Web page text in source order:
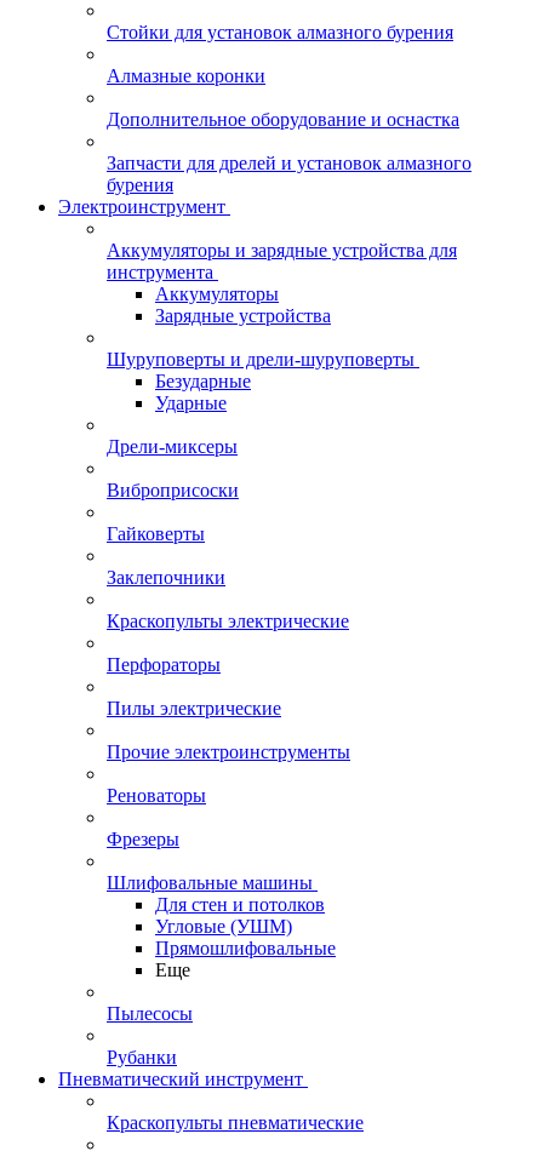
Стойки для установок алмазного бурения
Алмазные коронки
Дополнительное оборудование и оснастка
Запчасти для дрелей и установок алмазного
бурения
Электроинструмент
Аккумуляторы и зарядные устройства для
инструмента
Аккумуляторы
Зарядные устройства
Шуруповерты и дрели-шуруповерты
Безударные
Ударные
Дрели-миксеры
Виброприсоски
Гайковерты
Заклепочники
Краскопульты электрические
Перфораторы
Пилы электрические
Прочие электроинструменты
Реноваторы
Фрезеры
Шлифовальные машины
Для стен и потолков
Угловые (УШМ)
Прямошлифовальные
Еще
Пылесосы
Рубанки
Пневматический инструмент
Краскопульты пневматические